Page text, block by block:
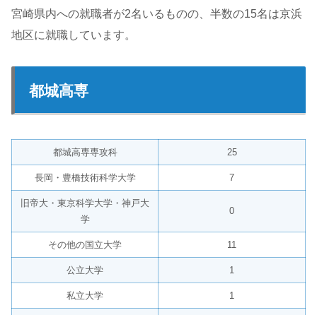
宮崎県内への就職者が2名いるものの、半数の15名は京浜
地区に就職しています。
都城高専
都城高専専攻科 25
長岡・豊橋技術科学大学 7
旧帝大・東京科学大学・神戸大
学
0
その他の国立大学 11
公立大学 1
私立大学 1